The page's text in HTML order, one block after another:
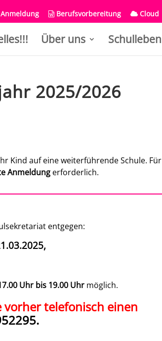
Berufsvorbereitung Cloud
Über uns Schulleben
2025/2026
Kind auf eine weiterführende Schule. Für
Anmeldung erforderlich.
entgegen:
Uhr bis 19.00 Uhr möglich.
vorher telefonisch einen